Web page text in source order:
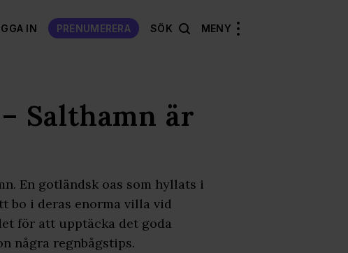
IN PRENUMERERA SÖK MENY
Salthamn är
En gotländsk oas som hyllats i
bo i deras enorma villa vid
för att upptäcka det goda
några regnbågstips.